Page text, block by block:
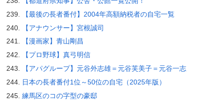
【最後の長者番付】2004年高額納税者の自宅一覧
【アナウンサー】宮根誠司
【漫画家】青山剛昌
【プロ野球】真弓明信
【アパグループ】元谷外志雄＝元谷芙美子＝元谷一志
日本の長者番付1位～50位の自宅（2025年版）
練馬区のコの字型の豪邸